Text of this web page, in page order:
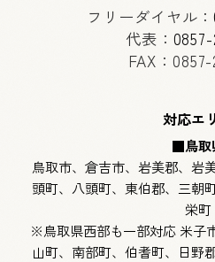
フリーダイヤル：
代表：
FAX：
対応エ
■鳥取
鳥取市、倉吉市、岩美郡、岩
頭町、八頭町、東伯郡、三朝
栄町
※鳥取県西部も一部対応 米子
山町、南部町、伯耆町、日野